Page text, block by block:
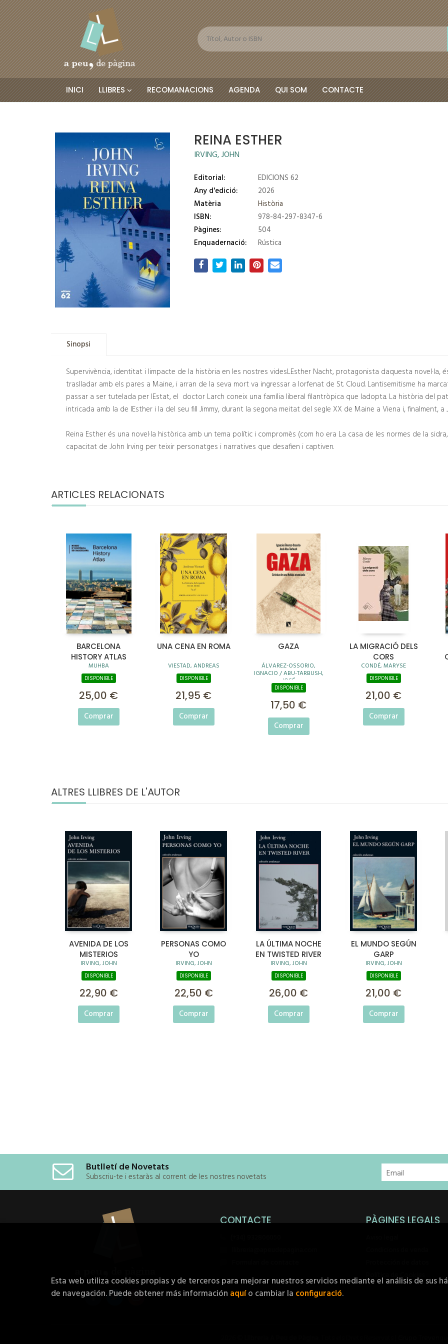
INICI LLIBRES RECOMANACIONS AGENDA QUI SOM CONTACTE
REINA ESTHER
IRVING, JOHN
Editorial:
EDICIONS 62
Any d'edició:
2026
Matèria
Història
ISBN:
978-84-297-8347-6
Pàgines:
504
Enquadernació:
Rústica
Sinopsi
Supervivència, identitat i limpacte de la història en les nostres videsLEsther Nacht, protagonista daquesta novel·la,
traslladar amb els pares a Maine, i arran de la seva mort va ingressar a lorfenat de St. Cloud. Lantisemitisme ha
passar a ser tutelada per lEstat, el doctor Larch coneix una família liberal filantròpica que ladopta. La història del
intricada amb la de lEsther i la del seu fill Jimmy, durant la segona meitat del segle XX de Maine a Viena i, finalment, a
Reina Esther és una novel·la històrica amb un tema polític i compromès (com ho era La casa de les normes de la
capacitat de John Irving per teixir personatges i narratives que desafien i captiven.
ARTICLES RELACIONATS
BARCELONA
HISTORY ATLAS
MUHBA
DISPONIBLE
25,00 €
Comprar
UNA CENA EN ROMA
VIESTAD, ANDREAS
DISPONIBLE
21,95 €
Comprar
GAZA
ÁLVAREZ-OSSORIO,
IGNACIO / ABU-TARBUSH,
JOSÉ
DISPONIBLE
17,50 €
Comprar
LA MIGRACIÓ DELS
CORS
CONDÉ, MARYSE
DISPONIBLE
21,00 €
Comprar
ALTRES LLIBRES DE L'AUTOR
AVENIDA DE LOS
MISTERIOS
IRVING, JOHN
DISPONIBLE
22,90 €
Comprar
PERSONAS COMO
YO
IRVING, JOHN
DISPONIBLE
22,50 €
Comprar
LA ÚLTIMA NOCHE
EN TWISTED RIVER
IRVING, JOHN
DISPONIBLE
26,00 €
Comprar
EL MUNDO SEGÚN
GARP
IRVING, JOHN
DISPONIBLE
21,00 €
Comprar
Butlletí de Novetats
Subscriu-te i estaràs al corrent de les nostres novetats
CONTACTE PÀGINES LEGALS
Política de Cookies
Esta web utiliza cookies propias y de terceros para mejorar nuestros servicios mediante el análisis de sus
de navegación. Puede obtener más información aquío cambiar la configuració.